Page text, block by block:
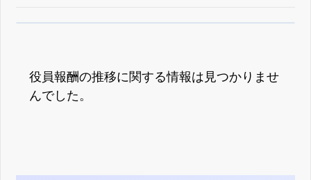
役員報酬の推移に関する情報は見つかりませ
んでした。